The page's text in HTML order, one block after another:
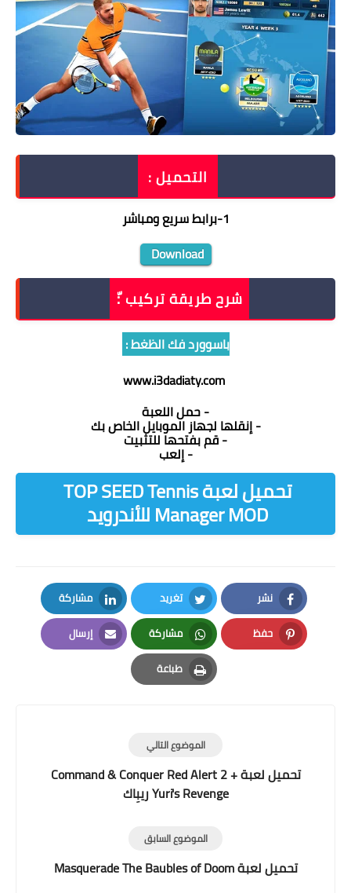
التحميل :
1
-برابط سريع ومباشر
Download
شرح طريقة تركيب :ّ
باسوورد فك الظغط :
www.i3dadiaty.com
- حمل اللعبة
- إنقلها لجهاز الموبايل الخاص بك
- قم بفتحها للتثبيت
- إلعب
تحميل لعبة TOP SEED Tennis
Manager MOD‏ للأندرويد
نشر
Facebook
تغريد
Twitter
مشاركة
LinkedIn
حفظ
Pinterest
مشاركة
Whatsapp
إرسال
Email
طباعة
Print
الموضوع التالي
تحميل لعبة Command & Conquer Red Alert 2 +
Yuri's Revenge ريبِاك
الموضوع السابق
تحميل لعبة Masquerade The Baubles of Doom